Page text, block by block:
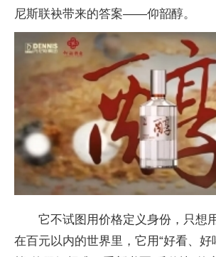
尼斯联袂带来的答案——仰韶醇。
它不试图用价格定义身份，只想
在百元以内的世界里，它用“好看、好